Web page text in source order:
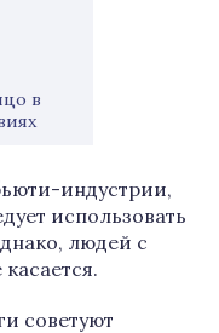
в
индустрии,
использовать
людей с
советуют